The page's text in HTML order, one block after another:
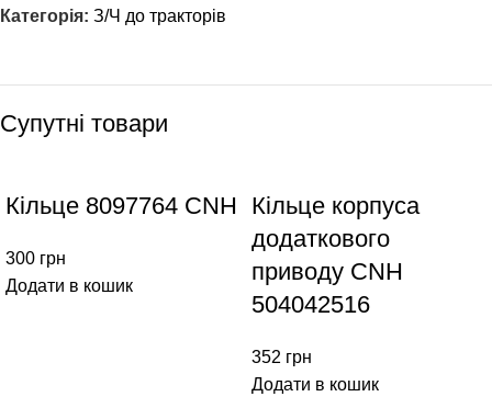
Категорія: З/Ч до тракторів
Супутні товари
Кільце 8097764 CNH
300 грн
Додати в кошик
Кільце корпуса
додаткового
приводу CNH
504042516
352 грн
Додати в кошик